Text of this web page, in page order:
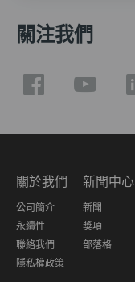
關注我們
關於我們
公司簡介
永續性
聯絡我們
隱私權政策
新聞中心
新聞
獎項
部落格